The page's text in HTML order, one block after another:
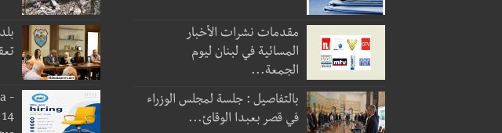
مقدمات نشرات الأخبار
المسائية في لبنان ليوم
الجمعة...
بالتفاصيل : جلسة لمجلس الوزراء
في قصر بعبدا الوقائ...
-